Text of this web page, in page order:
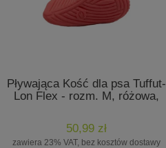
Pływająca Kość dla psa Tuffut-
Lon Flex - rozm. M, różowa,
50,99 zł
zawiera 23% VAT, bez kosztów dostawy